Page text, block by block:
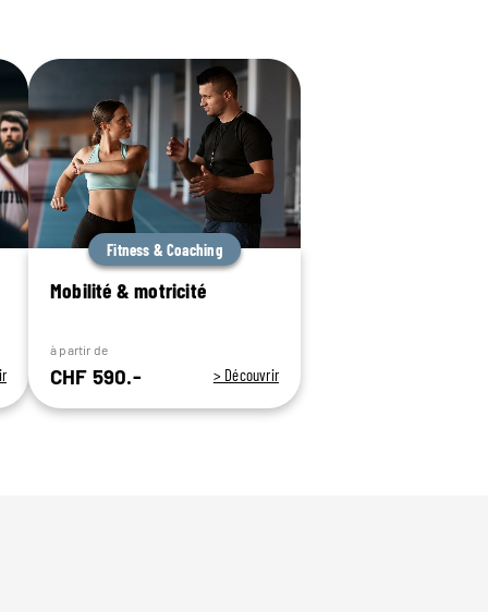
Fitness & Coaching
Mobilité & motricité
à partir de
CHF 590.- > Découvrir